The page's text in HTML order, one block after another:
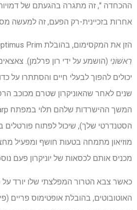
ההכחדה ", זה מתגרה בהגעתם של
אחרות בזכיינית-רק הפעם, זה למעשה
הזן את המקסימום, בהובלת Optimus Prim- … אה, אני מתכוון
רִאשׁוֹנִי (הושמע על ידי רון פרלמן).
יכולים להפוך לבעלי חיים והסתתרו על
שנים לאחר שהאוניקרון שטרם מכוכב
הסטנדרטי שלך), שיכול לפתוח פורטלים
מוזיאון מתמחה בטעות חושף ומפעיל
מכניס אותם לכסאות של יוניקרון פעם
כאשר צבא הטרור המפלצתי שלו יורד על
האוטובוטים, בהובלת אופטימוס פריים